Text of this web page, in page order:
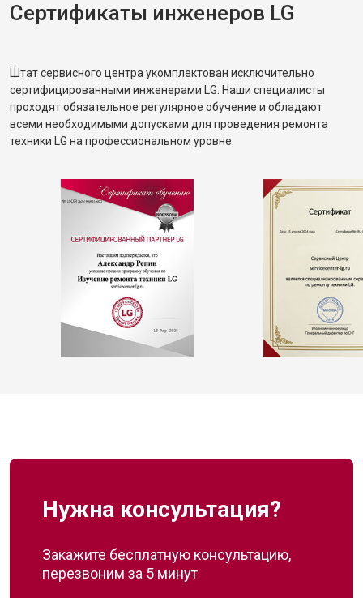
Сертификаты инженеров LG
Штат сервисного центра укомплектован исключительно
сертифицированными инженерами LG. Наши специалисты
проходят обязательное регулярное обучение и обладают
всеми необходимыми допусками для проведения ремонта
техники LG на профессиональном уровне.
Нужна консультация?
Закажите бесплатную консультацию,
перезвоним за 5 минут